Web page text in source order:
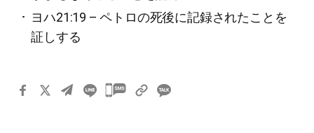
ヨハ21:19 – ペトロの死後に記録されたことを
証しする
카